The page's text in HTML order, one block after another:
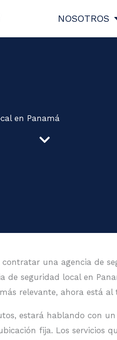
NOSOTROS
en Panamá
una agencia de
de seguridad local en
relevante, ahora está
estará hablando con
fija. Los servicios